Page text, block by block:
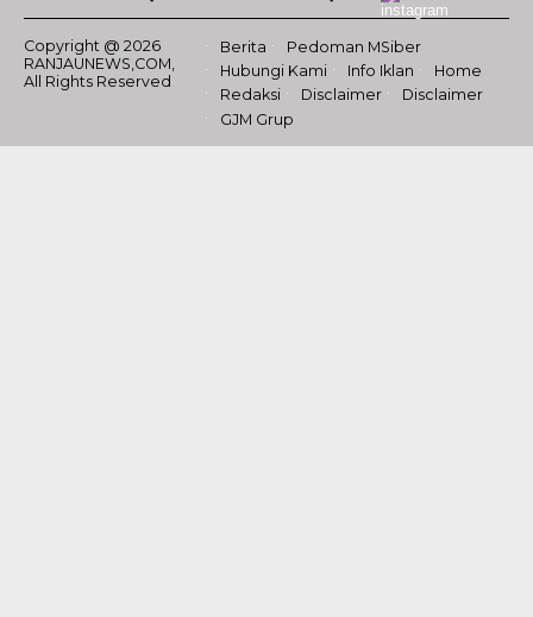
Copyright @ 2026
RANJAUNEWS,COM,
All Rights Reserved
Berita
Pedoman MSiber
Hubungi Kami
Info Iklan
Home
Redaksi
Disclaimer
Disclaimer
GJM Grup